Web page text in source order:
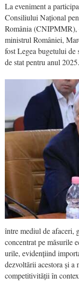
La eveniment a
Consiliului Național
România (CNIPMMR),
ministrul României,
fost Legea bugetului de
de stat pentru anul 2025.
între mediul de afaceri,
concentrat pe măsurile
urile, evidențiind
dezvoltării acestora și a
competitivității în